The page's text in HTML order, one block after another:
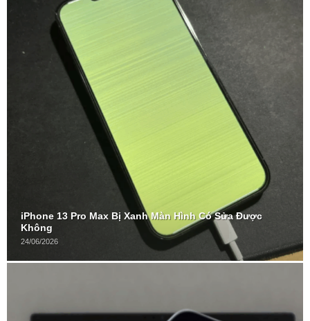
iPhone 13 Pro Max Bị Xanh Màn Hình Có Sửa Được
Không
24/06/2026